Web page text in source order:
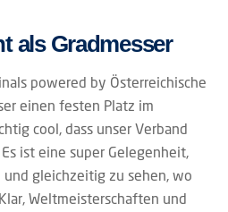
als Gradmesser
powered by Österreichische
einen festen Platz im
cool, dass unser Verband
ist eine super Gelegenheit,
gleichzeitig zu sehen, wo
Weltmeisterschaften und